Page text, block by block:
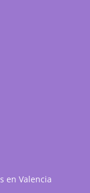
en Valencia